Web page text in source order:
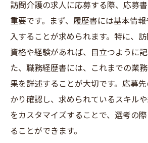
訪問介護の求人に応募する際、応募
重要です。まず、履歴書には基本情
入することが求められます。特に、
資格や経験があれば、目立つように
た、職務経歴書には、これまでの業
果を詳述することが大切です。応募
かり確認し、求められているスキル
をカスタマイズすることで、選考の
ることができます。